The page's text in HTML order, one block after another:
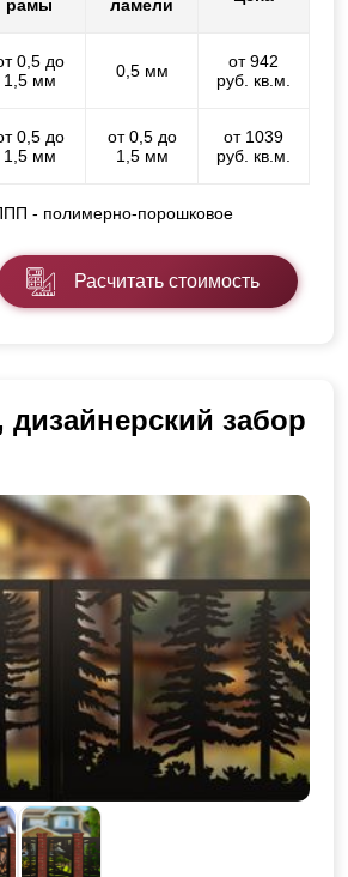
рамы
ламели
0,5 до
1,5 мм
0,5 мм
от 942
руб. кв.м.
0,5 до
1,5 мм
от 0,5 до
1,5 мм
от 1039
руб. кв.м.
- полимерно-порошковое
Расчитать стоимость
забор